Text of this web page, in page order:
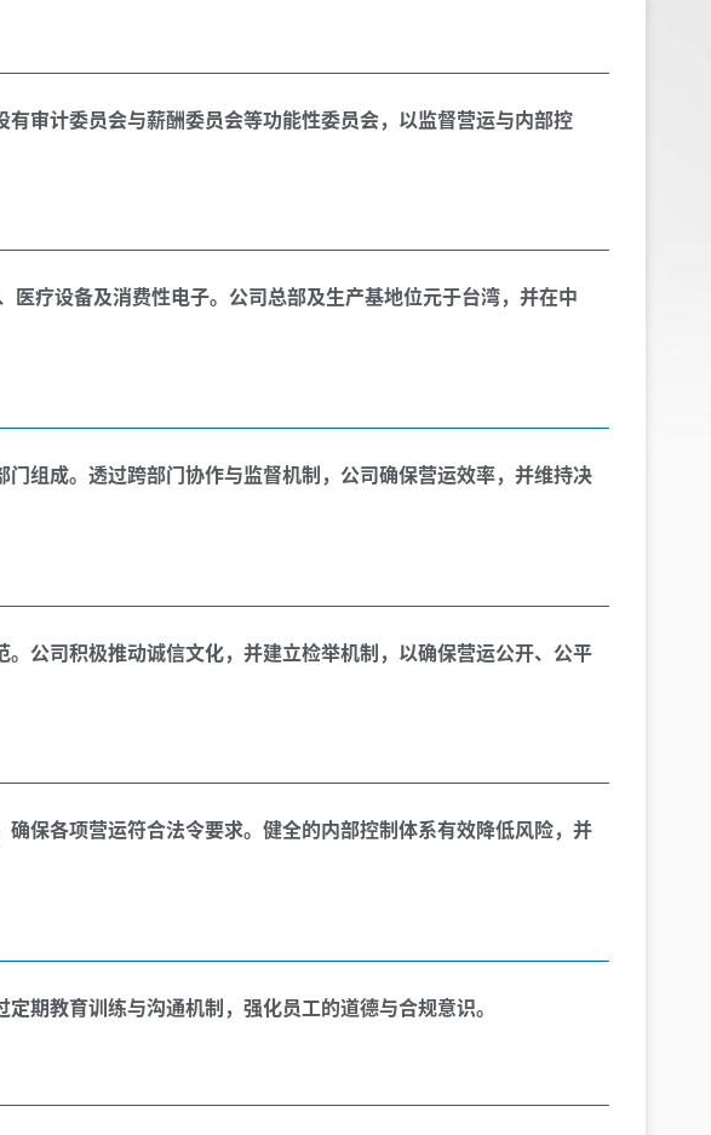
审计委员会与薪酬委员会等功能性委员会，以监督营运与内部控
疗设备及消费性电子。公司总部及生产基地位元于台湾，并在中
组成。透过跨部门协作与监督机制，公司确保营运效率，并维持决
公司积极推动诚信文化，并建立检举机制，以确保营运公开、公平
保各项营运符合法令要求。健全的内部控制体系有效降低风险，并
期教育训练与沟通机制，强化员工的道德与合规意识。